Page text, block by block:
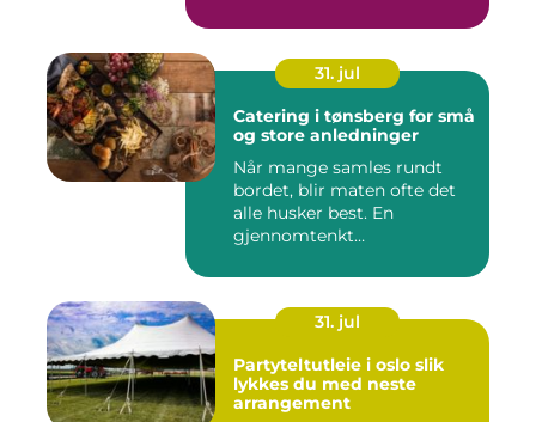
31. jul
Catering i tønsberg for små
og store anledninger
Når mange samles rundt
bordet, blir maten ofte det
alle husker best. En
gjennomtenkt
31. jul
Partyteltutleie i oslo slik
lykkes du med neste
arrangement